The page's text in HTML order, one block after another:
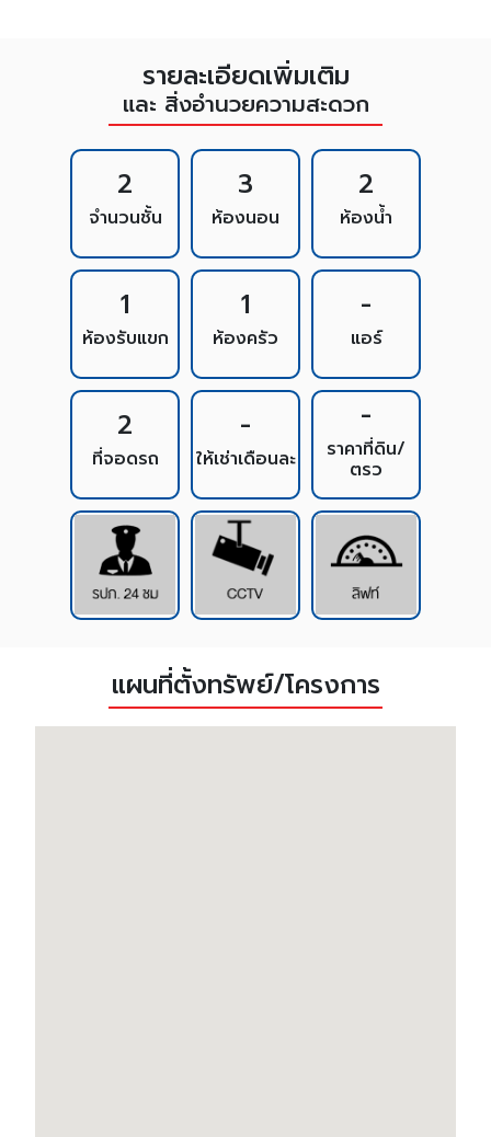
รายละเอียดเพิ่มเติม
และ สิ่งอำนวยความสะดวก
2
จำนวนชั้น
3
ห้องนอน
2
ห้องน้ำ
1
ห้องรับแขก
1
ห้องครัว
-
แอร์
2
ที่จอดรถ
-
ให้เช่าเดือนละ
-
ราคาที่ดิน/
ตรว
แผนที่ตั้งทรัพย์/โครงการ